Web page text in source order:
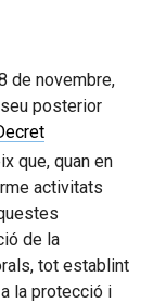
de novembre,
posterior
que, quan en
activitats
de la
tot establint
la protecció i